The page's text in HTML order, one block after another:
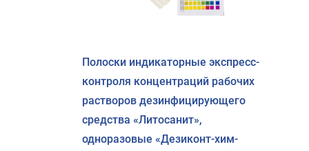
Полоски индикаторные экспресс-
контроля концентраций рабочих
растворов дезинфицирующего
средства «Литосанит»,
одноразовые «Дезиконт-хим-